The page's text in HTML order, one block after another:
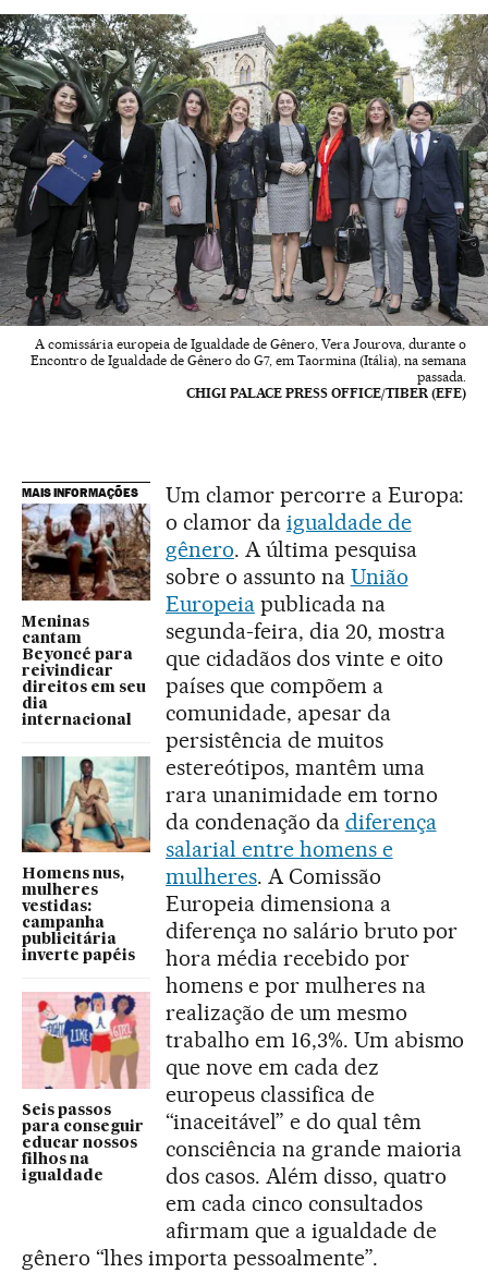
A comissária europeia de Igualdade de Gênero, Vera Jourova, durante o
Encontro de Igualdade de Gênero do G7, em Taormina (Itália), na semana
passada.
CHIGI PALACE PRESS OFFICE/TIBER (EFE)
MAIS INFORMAÇÕES
Meninas
cantam
Beyoncé para
reivindicar
direitos em seu
dia
internacional
Homens nus,
mulheres
vestidas:
campanha
publicitária
inverte papéis
Seis passos
para conseguir
educar nossos
filhos na
igualdade
Um clamor percorre a Europa:
o clamor da igualdade de
gênero. A última pesquisa
sobre o assunto na União
Europeiapublicada na
segunda-feira, dia 20, mostra
que cidadãos dos vinte e oito
países que compõem a
comunidade, apesar da
persistência de muitos
estereótipos, mantêm uma
rara unanimidade em torno
da condenação da diferença
salarial entre homens e
mulheres. A Comissão
Europeia dimensiona a
diferença no salário bruto por
hora média recebido por
homens e por mulheres na
realização de um mesmo
trabalho em 16,3%. Um abismo
que nove em cada dez
europeus classifica de
“inaceitável” e do qual têm
consciência na grande maioria
dos casos. Além disso, quatro
em cada cinco consultados
afirmam que a igualdade de
gênero “lhes importa pessoalmente”.